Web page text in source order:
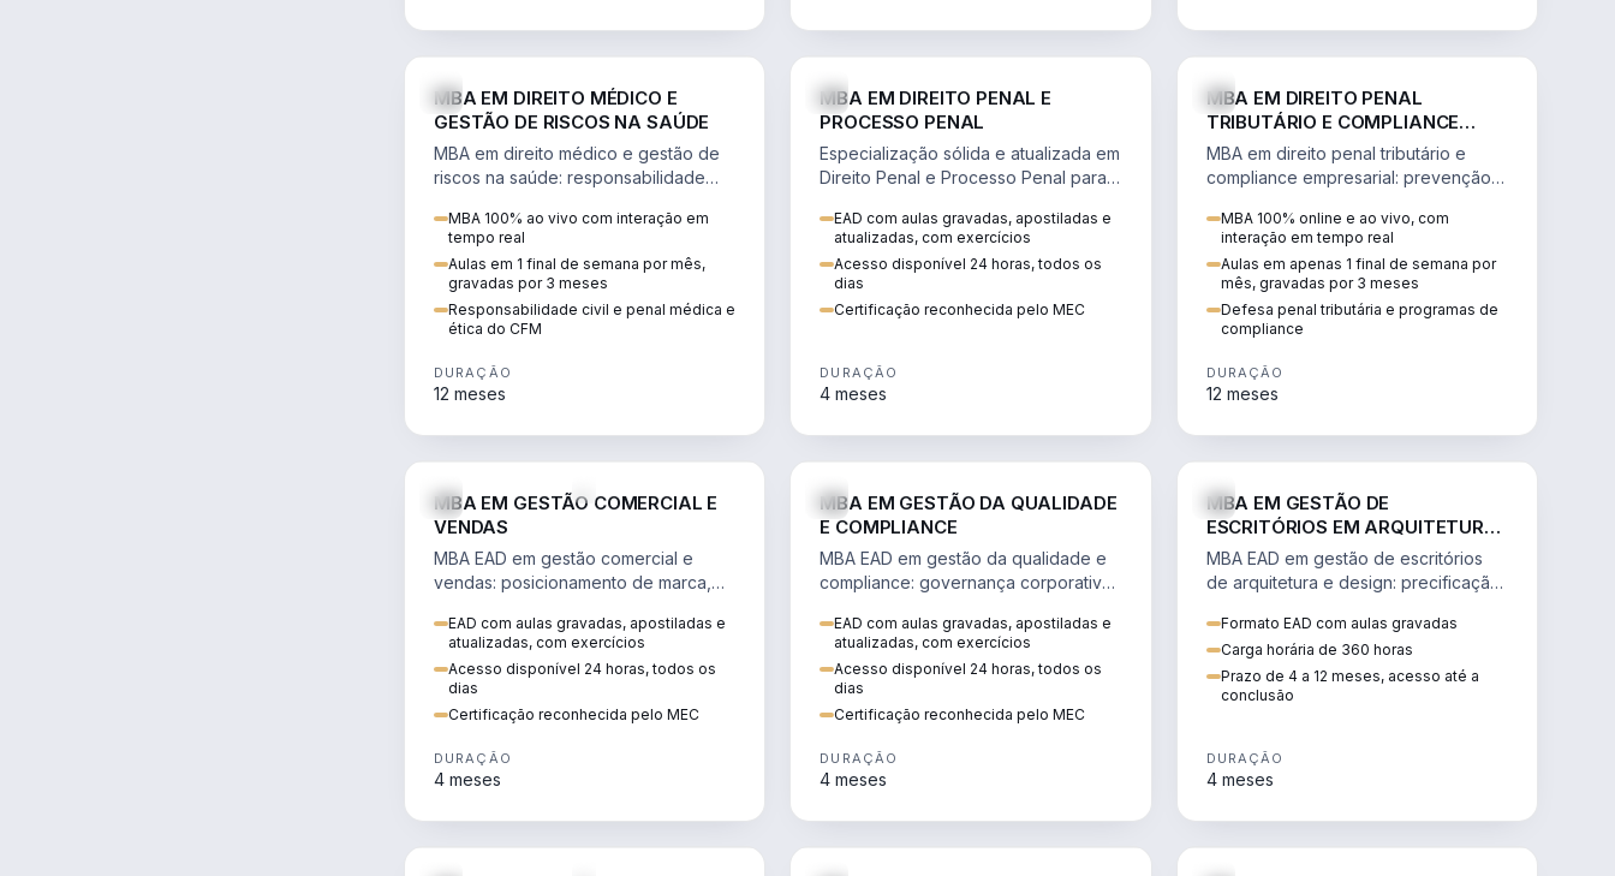
MBA EM DIREITO MÉDICO E
GESTÃO DE RISCOS NA SAÚDE
MBA em direito médico e gestão de
riscos na saúde: responsabilidade
judicialização e planejamento
patrimonial.
MBA 100% ao vivo com interação em
tempo real
Aulas em 1 final de semana por mês,
gravadas por 3 meses
Responsabilidade civil e penal médica e
ética do CFM
DURAÇÃO
12 meses
MBA EM DIREITO PENAL E
PROCESSO PENAL
Especialização sólida e atualizada em
Direito Penal e Processo Penal para a
jurídicos.
EAD com aulas gravadas, apostiladas e
atualizadas, com exercícios
Acesso disponível 24 horas, todos os
dias
Certificação reconhecida pelo MEC
DURAÇÃO
4 meses
MBA EM DIREITO PENAL
TRIBUTÁRIO E COMPLIANCE
EMPRESARIAL
MBA em direito penal tributário e
compliance empresarial: prevenção à
tributários e auditoria.
MBA 100% online e ao vivo, com
interação em tempo real
Aulas em apenas 1 final de semana por
mês, gravadas por 3 meses
Defesa penal tributária e programas de
compliance
DURAÇÃO
12 meses
MBA EM GESTÃO COMERCIAL E
VENDAS
MBA EAD em gestão comercial e
vendas: posicionamento de marca,
comportamento do consumidor na
era digital.
EAD com aulas gravadas, apostiladas e
atualizadas, com exercícios
Acesso disponível 24 horas, todos os
dias
Certificação reconhecida pelo MEC
DURAÇÃO
4 meses
MBA EM GESTÃO DA QUALIDADE
E COMPLIANCE
MBA EAD em gestão da qualidade e
compliance: governança corporativa,
contínua e IA aplicada a processos.
EAD com aulas gravadas, apostiladas e
atualizadas, com exercícios
Acesso disponível 24 horas, todos os
dias
Certificação reconhecida pelo MEC
DURAÇÃO
4 meses
MBA EM GESTÃO DE
ESCRITÓRIOS EM ARQUITETURA
E DESIGN
MBA EAD em gestão de escritórios
de arquitetura e design: precificação,
gestão de equipes criativas.
Formato EAD com aulas gravadas
Carga horária de 360 horas
Prazo de 4 a 12 meses, acesso até a
conclusão
DURAÇÃO
4 meses